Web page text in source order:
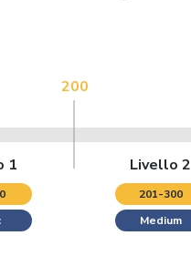
1
200
Livello 2
201-300
Medium